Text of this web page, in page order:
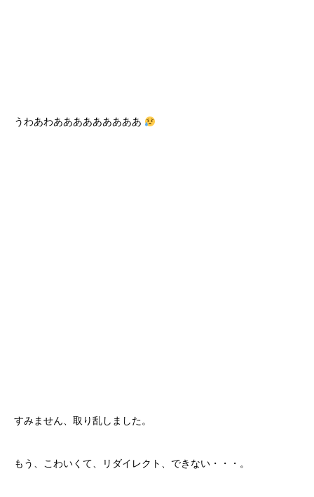
うわあわあああああああああ
すみません、取り乱しました。
もう、こわいくて、リダイレクト、できない・・・。